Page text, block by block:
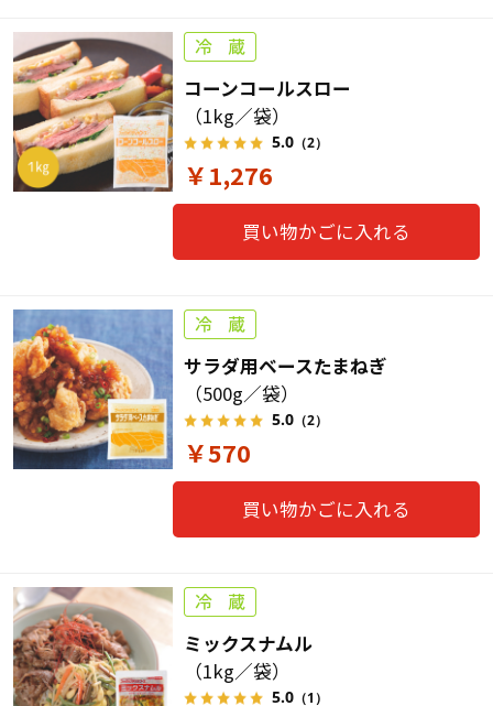
コーンコールスロー
（1kg／袋）
5.0（2）
￥1,276
買い物かごに入れる
サラダ用ベースたまねぎ
（500g／袋）
5.0（2）
￥570
買い物かごに入れる
ミックスナムル
（1kg／袋）
5.0（1）